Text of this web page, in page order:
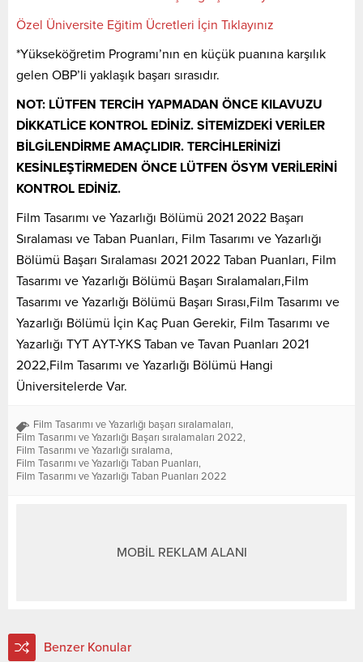
Özel Üniversite Eğitim Ücretleri İçin Tıklayınız
*Yükseköğretim Programı’nın en küçük puanına karşılık
gelen OBP’li yaklaşık başarı sırasıdır.
NOT: LÜTFEN TERCİH YAPMADAN ÖNCE KILAVUZU
DİKKATLİCE KONTROL EDİNİZ. SİTEMİZDEKİ VERİLER
BİLGİLENDİRME AMAÇLIDIR. TERCİHLERİNİZİ
KESİNLEŞTİRMEDEN ÖNCE LÜTFEN ÖSYM VERİLERİNİ
KONTROL EDİNİZ.
Film Tasarımı ve Yazarlığı Bölümü 2021 2022 Başarı
Sıralaması ve Taban Puanları, Film Tasarımı ve Yazarlığı
Bölümü Başarı Sıralaması 2021 2022 Taban Puanları, Film
Tasarımı ve Yazarlığı Bölümü Başarı Sıralamaları,Film
Tasarımı ve Yazarlığı Bölümü Başarı Sırası,Film Tasarımı ve
Yazarlığı Bölümü İçin Kaç Puan Gerekir, Film Tasarımı ve
Yazarlığı TYT AYT-YKS Taban ve Tavan Puanları 2021
2022,Film Tasarımı ve Yazarlığı Bölümü Hangi
Üniversitelerde Var.
Film Tasarımı ve Yazarlığı başarı sıralamaları,
Film Tasarımı ve Yazarlığı Başarı sıralamaları 2022,
Film Tasarımı ve Yazarlığı sıralama,
Film Tasarımı ve Yazarlığı Taban Puanları,
Film Tasarımı ve Yazarlığı Taban Puanları 2022
MOBİL REKLAM ALANI
Benzer Konular